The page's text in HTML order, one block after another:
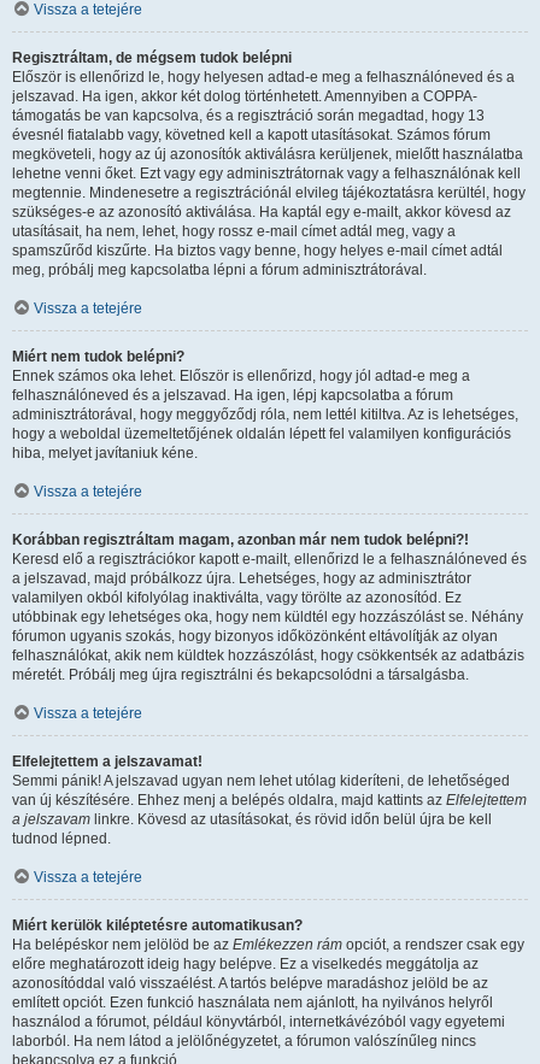
Vissza a tetejére
Regisztráltam, de mégsem tudok belépni
Először is ellenőrizd le, hogy helyesen adtad-e meg a felhasználóneved és a
jelszavad. Ha igen, akkor két dolog történhetett. Amennyiben a COPPA-
támogatás be van kapcsolva, és a regisztráció során megadtad, hogy 13
évesnél fiatalabb vagy, követned kell a kapott utasításokat. Számos fórum
megköveteli, hogy az új azonosítók aktiválásra kerüljenek, mielőtt használatba
lehetne venni őket. Ezt vagy egy adminisztrátornak vagy a felhasználónak kell
megtennie. Mindenesetre a regisztrációnál elvileg tájékoztatásra kerültél, hogy
szükséges-e az azonosító aktiválása. Ha kaptál egy e-mailt, akkor kövesd az
utasításait, ha nem, lehet, hogy rossz e-mail címet adtál meg, vagy a
spamszűrőd kiszűrte. Ha biztos vagy benne, hogy helyes e-mail címet adtál
meg, próbálj meg kapcsolatba lépni a fórum adminisztrátorával.
Vissza a tetejére
Miért nem tudok belépni?
Ennek számos oka lehet. Először is ellenőrizd, hogy jól adtad-e meg a
felhasználóneved és a jelszavad. Ha igen, lépj kapcsolatba a fórum
adminisztrátorával, hogy meggyőződj róla, nem lettél kitiltva. Az is lehetséges,
hogy a weboldal üzemeltetőjének oldalán lépett fel valamilyen konfigurációs
hiba, melyet javítaniuk kéne.
Vissza a tetejére
Korábban regisztráltam magam, azonban már nem tudok belépni?!
Keresd elő a regisztrációkor kapott e-mailt, ellenőrizd le a felhasználóneved és
a jelszavad, majd próbálkozz újra. Lehetséges, hogy az adminisztrátor
valamilyen okból kifolyólag inaktiválta, vagy törölte az azonosítód. Ez
utóbbinak egy lehetséges oka, hogy nem küldtél egy hozzászólást se. Néhány
fórumon ugyanis szokás, hogy bizonyos időközönként eltávolítják az olyan
felhasználókat, akik nem küldtek hozzászólást, hogy csökkentsék az adatbázis
méretét. Próbálj meg újra regisztrálni és bekapcsolódni a társalgásba.
Vissza a tetejére
Elfelejtettem a jelszavamat!
Semmi pánik! A jelszavad ugyan nem lehet utólag kideríteni, de lehetőséged
van új készítésére. Ehhez menj a belépés oldalra, majd kattints az Elfelejtettem
a jelszavam linkre. Kövesd az utasításokat, és rövid időn belül újra be kell
tudnod lépned.
Vissza a tetejére
Miért kerülök kiléptetésre automatikusan?
Ha belépéskor nem jelölöd be az Emlékezzen rám opciót, a rendszer csak egy
előre meghatározott ideig hagy belépve. Ez a viselkedés meggátolja az
azonosítóddal való visszaélést. A tartós belépve maradáshoz jelöld be az
említett opciót. Ezen funkció használata nem ajánlott, ha nyilvános helyről
használod a fórumot, például könyvtárból, internetkávézóból vagy egyetemi
laborból. Ha nem látod a jelölőnégyzetet, a fórumon valószínűleg nincs
bekapcsolva ez a funkció.